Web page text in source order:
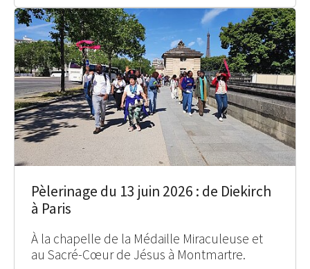
Pèlerinage du 13 juin 2026 : de Diekirch
à Paris
À la chapelle de la Médaille Miraculeuse et
au Sacré-Cœur de Jésus à Montmartre.